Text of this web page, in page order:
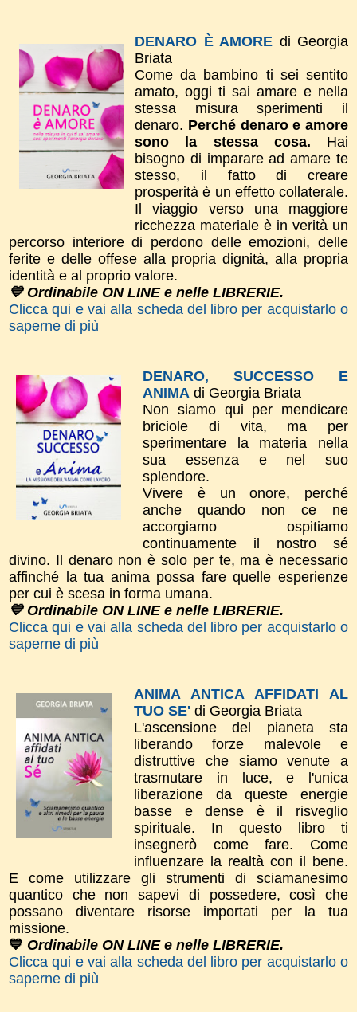
DENARO È AMORE di Georgia
Briata
Come da bambino ti sei sentito
amato, oggi ti sai amare e nella
stessa misura sperimenti il
denaro. Perché denaro e amore
sono la stessa cosa. Hai
bisogno di imparare ad amare te
stesso, il fatto di creare
prosperità è un effetto collaterale.
Il viaggio verso una maggiore
ricchezza materiale è in verità un
percorso interiore di perdono delle emozioni, delle
ferite e delle offese alla propria dignità, alla propria
identità e al proprio valore.
💙 Ordinabile ON LINE e nelle LIBRERIE.
Clicca qui e vai alla scheda del libro per acquistarlo o
saperne di più
DENARO, SUCCESSO E
ANIMA di Georgia Briata
Non siamo qui per mendicare
briciole di vita, ma per
sperimentare la materia nella
sua essenza e nel suo
splendore.
Vivere è un onore, perché
anche quando non ce ne
accorgiamo ospitiamo
continuamente il nostro sé
divino. Il denaro non è solo per te, ma è necessario
affinché la tua anima possa fare quelle esperienze
per cui è scesa in forma umana.
💙 Ordinabile ON LINE e nelle LIBRERIE.
Clicca qui e vai alla scheda del libro per acquistarlo o
saperne di più
ANIMA ANTICA AFFIDATI AL
TUO SE' di Georgia Briata
L'ascensione del pianeta sta
liberando forze malevole e
distruttive che siamo venute a
trasmutare in luce, e l'unica
liberazione da queste energie
basse e dense è il risveglio
spirituale. In questo libro ti
insegnerò come fare. Come
influenzare la realtà con il bene.
E come utilizzare gli strumenti di sciamanesimo
quantico che non sapevi di possedere, così che
possano diventare risorse importati per la tua
missione.
💙 Ordinabile ON LINE e nelle LIBRERIE.
Clicca qui e vai alla scheda del libro per acquistarlo o
saperne di più